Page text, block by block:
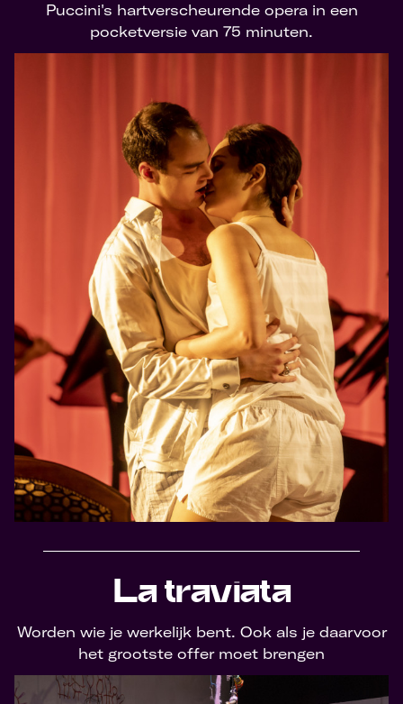
Puccini's hartverscheurende opera in een
pocketversie van 75 minuten.
La traviata
Worden wie je werkelijk bent. Ook als je daarvoor
het grootste offer moet brengen